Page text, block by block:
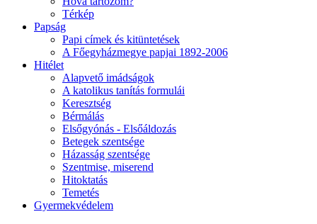
Térkép
Papság
Papi címek és kitüntetések
A Főegyházmegye papjai 1892-2006
Hitélet
Alapvető imádságok
A katolikus tanítás formulái
Keresztség
Bérmálás
Elsőgyónás - Elsőáldozás
Betegek szentsége
Házasság szentsége
Szentmise, miserend
Hitoktatás
Temetés
Gyermekvédelem